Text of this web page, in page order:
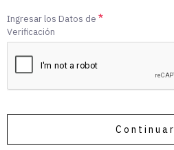
Ingresar los Datos de
Verificación
Continuar